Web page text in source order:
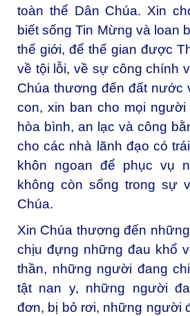
toàn thể Dân Chúa. Xin
biết sống Tin Mừng và loan
thế giới, để thế gian được
về tội lỗi, về sự công chính
Chúa thương đến đất nước
con, xin ban cho mọi
hòa bình, an lạc và công
cho các nhà lãnh đạo có
khôn ngoan để phục vụ
không còn sống trong sự
Chúa.
Xin Chúa thương đến
chịu đựng những đau khổ
thần, những người đang
tật nan y, những người
đơn, bị bỏ rơi, những người